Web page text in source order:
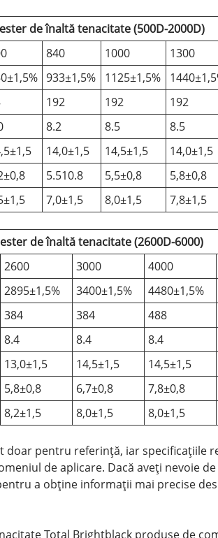
de înaltă tenacitate (500D-2000D)
840 1000 1300
933±1,5% 1125±1,5%
192 192 192
8.2 8.5 8.5
14,0±1,5 14,5±1,5 14,0±1,5
5.510.8 5,5±0,8 5,8±0,8
7,0±1,5 8,0±1,5 7,8±1,5
de înaltă tenacitate (2600D-6000)
2600 3000 4000
2895±1,5% 3400±1,5% 4480±1,5%
384 384 488
8.4 8.4 8.4
13,0±1,5 14,5±1,5 14,5±1,5
5,8±0,8 6,7±0,8 7,8±0,8
8,2±1,5 8,0±1,5 8,0±1,5
doar pentru referință, iar specificațiile
de aplicare. Dacă aveți nevoie
a obține informații mai precise
Total Brightblack produse de